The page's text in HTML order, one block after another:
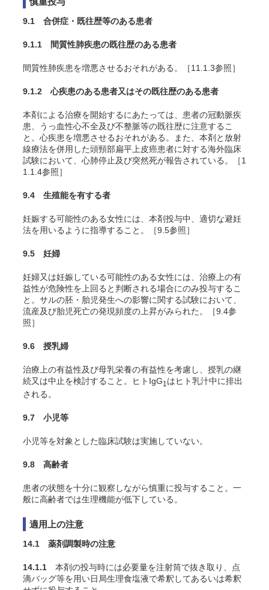
9.1 合併症・既往歴等のある患者
9.1.1 間質性肺疾患の既往歴のある患者
間質性肺疾患を増悪させるおそれがある。［11.1.3参照］
9.1.2 心疾患のある患者又はその既往歴のある患者
本剤による治療を開始するにあたっては、患者の冠動脈疾
患、うっ血性心不全及び不整脈等の既往歴に注意するこ
と。心疾患を増悪させるおそれがある。また、本剤と放射
線療法を併用した頭頸部扁平上皮癌患者に対する海外臨床
試験において、心肺停止及び突然死が報告されている。［1
1.1.4参照］
9.4 生殖能を有する者
妊娠する可能性のある女性には、本剤投与中、適切な避妊
法を用いるように指導すること。［9.5参照］
9.5 妊婦
妊婦又は妊娠している可能性のある女性には、治療上の有
益性が危険性を上回ると判断される場合にのみ投与するこ
と。サルの胚・胎児発生への影響に関する試験において、
流産及び胎児死亡の発現頻度の上昇がみられた。［9.4参
照］
9.6 授乳婦
治療上の有益性及び母乳栄養の有益性を考慮し、授乳の継
続又は中止を検討すること。ヒトIgG1 はヒト乳汁中に排出
される。
9.7 小児等
小児等を対象とした臨床試験は実施していない。
9.8 高齢者
患者の状態を十分に観察しながら慎重に投与すること。一
般に高齢者では生理機能が低下している。
適用上の注意
14.1 薬剤調製時の注意
14.1.1 本剤の投与時には必要量を注射筒で抜き取り、点
滴バッグ等を用い日局生理食塩液で希釈してあるいは希釈